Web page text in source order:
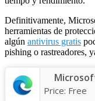
Definitivamente,
herramientas de
algún antivirus gratis
pishing o rastreadores,
Price: Free